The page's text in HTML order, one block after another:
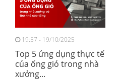
19:57 - 19/10/2025
Top 5 ứng dụng thực tế
của ống gió trong nhà
xưởng...